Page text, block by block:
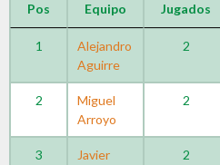
Pos Equipo Jugados
1
Alejandro
Aguirre
2
2
Miguel
Arroyo
2
3
Javier
2